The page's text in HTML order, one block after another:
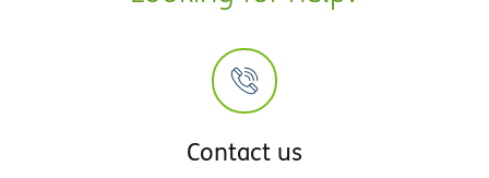
Contact us